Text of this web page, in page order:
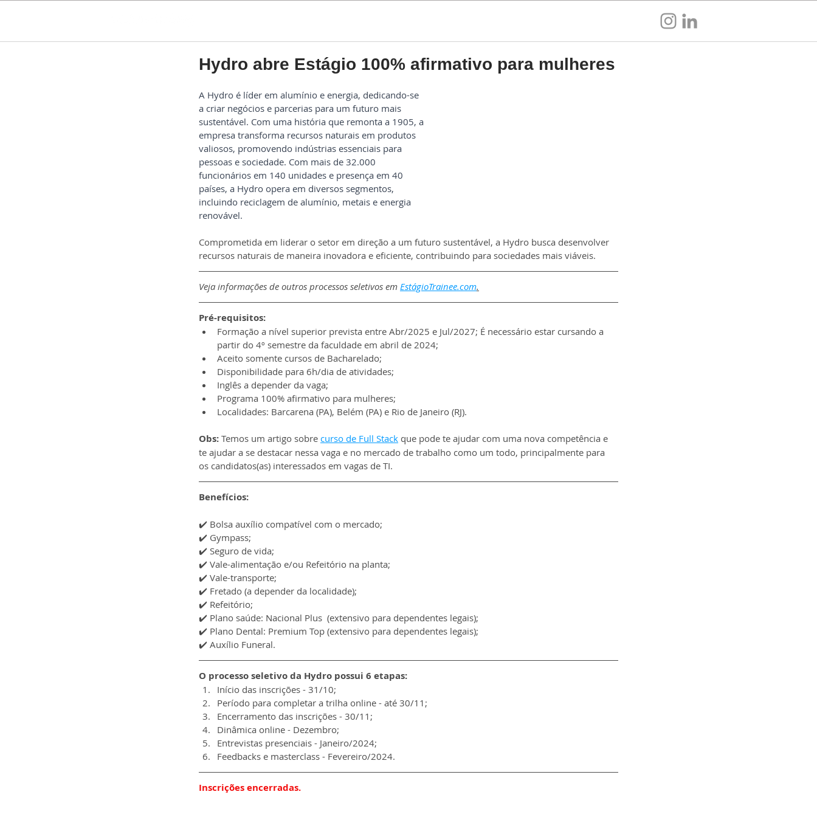
Hydro abre Estágio 100% afirmativo para mulheres
A Hydro é líder em alumínio e energia, dedicando-se
a criar negócios e parcerias para um futuro mais
sustentável. Com uma história que remonta a 1905, a
empresa transforma recursos naturais em produtos
valiosos, promovendo indústrias essenciais para
pessoas e sociedade. Com mais de 32.000
funcionários em 140 unidades e presença em 40
países, a Hydro opera em diversos segmentos,
incluindo reciclagem de alumínio, metais e energia
renovável.
Comprometida em liderar o setor em direção a um futuro sustentável, a Hydro busca desenvolver
recursos naturais de maneira inovadora e eficiente, contribuindo para sociedades mais viáveis.
Veja informações de outros processos seletivos em EstágioTrainee.com.
Pré-requisitos:
Formação a nível superior prevista entre Abr/2025 e Jul/2027; É necessário estar cursando a
partir do 4º semestre da faculdade em abril de 2024;
Aceito somente cursos de Bacharelado;
Disponibilidade para 6h/dia de atividades;
Inglês a depender da vaga;
Programa 100% afirmativo para mulheres;
Localidades: Barcarena (PA), Belém (PA) e Rio de Janeiro (RJ).
Obs: Temos um artigo sobre curso de Full Stack que pode te ajudar com uma nova competência e
te ajudar a se destacar nessa vaga e no mercado de trabalho como um todo, principalmente para
os candidatos(as) interessados em vagas de TI.
Benefícios:
✔️ Bolsa auxílio compatível com o mercado;
✔️ Gympass;
✔️ Seguro de vida;
✔️ Vale-alimentação e/ou Refeitório na planta;
✔️ Vale-transporte;
✔️ Fretado (a depender da localidade);
✔️ Refeitório;
✔️ Plano saúde: Nacional Plus  (extensivo para dependentes legais);
✔️ Plano Dental: Premium Top (extensivo para dependentes legais);
✔️ Auxílio Funeral.
O processo seletivo da Hydro possui 6 etapas:
Início das inscrições - 31/10;
Período para completar a trilha online - até 30/11;
Encerramento das inscrições - 30/11;
Dinâmica online - Dezembro;
Entrevistas presenciais - Janeiro/2024;
Feedbacks e masterclass - Fevereiro/2024.
Inscrições encerradas.